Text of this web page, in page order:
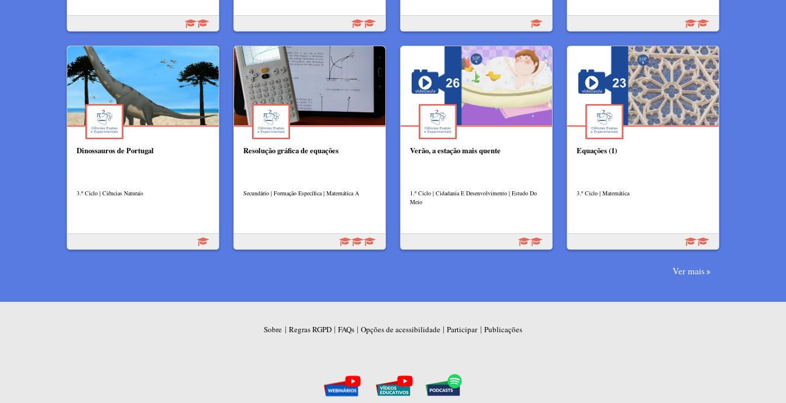
Dinossauros de Portugal
3.º Ciclo | Ciências Naturais
Resolução gráfica de equações
Secundário | Formação Específica | Matemática A
Verão, a estação mais quente
1.º Ciclo | Cidadania E Desenvolvimento | Estudo Do
Meio
Equações (1)
3.º Ciclo | Matemática
Ver mais
Sobre | Regras RGPD | FAQs | Opções de acessibilidade | Participar| Publicações